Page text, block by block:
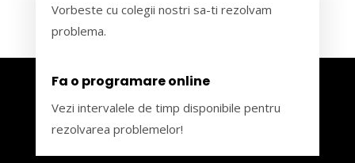
Vorbeste cu colegii nostri sa-ti rezolvam
problema.
Fa o programare online
Vezi intervalele de timp disponibile pentru
rezolvarea problemelor!